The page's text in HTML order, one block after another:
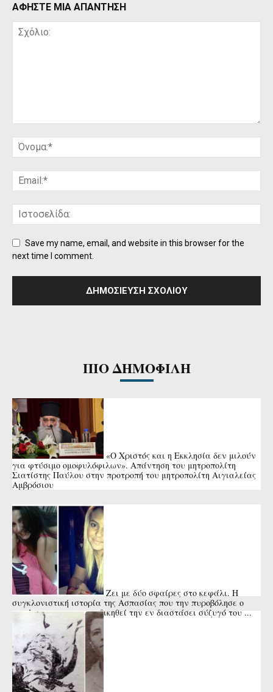
ΑΦΗΣΤΕ ΜΙΑ ΑΠΑΝΤΗΣΗ
Save my name, email, and website in this browser for the
next time I comment.
ΠΙΟ ΔΗΜΟΦΙΛΗ
«Ο Χριστός και η Εκκλησία δεν μιλούν
για φτύσιμο ομοφυλόφιλων». Απάντηση του μητροπολίτη
Σιατίστης Παύλου στην προτροπή του μητροπολίτη Αιγιαλείας
Αμβρόσιου
Ζει με δύο σφαίρες στο κεφάλι. Η
συγκλονιστική ιστορία της Ασπασίας που την πυροβόλησε ο
πατέρας της για να εκδικηθεί την εν διαστάσει σύζυγό του ...